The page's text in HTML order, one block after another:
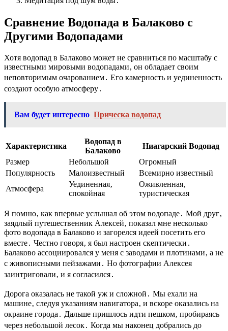
Сравнение Водопада в Балаково с
Другими Водопадами
Хотя водопад в Балаково может не сравниться по масштабу с
известными мировыми водопадами‚ он обладает своим
неповторимым очарованием․ Его камерность и уединенность
создают особую атмосферу․
Вам будет интересно Прическа водопад
Характеристика
Водопад в
Балаково
Ниагарский Водопад
Размер
Небольшой
Огромный
Популярность
Малоизвестный
Всемирно известный
Атмосфера
Уединенная‚
спокойная
Оживленная‚
туристическая
Я помню‚ как впервые услышал об этом водопаде․ Мой друг‚
заядлый путешественник Алексей‚ показал мне несколько
фото водопада в Балаково и загорелся идеей посетить его
вместе․ Честно говоря‚ я был настроен скептически․
Балаково ассоциировался у меня с заводами и плотинами‚ а не
с живописными пейзажами․ Но фотографии Алексея
заинтриговали‚ и я согласился․
Дорога оказалась не такой уж и сложной․ Мы ехали на
машине‚ следуя указаниям навигатора‚ и вскоре оказались на
окраине города․ Дальше пришлось идти пешком‚ пробираясь
через небольшой лесок․ Когда мы наконец добрались до